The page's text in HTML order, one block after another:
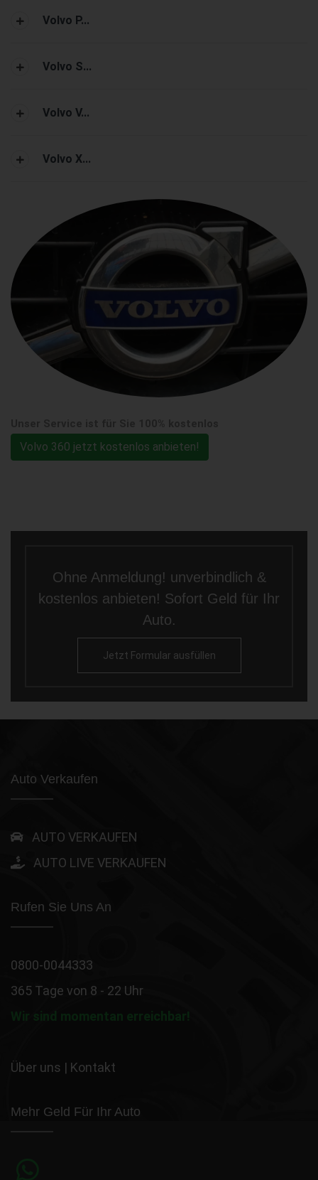
Volvo P...
Volvo S...
Volvo V...
Volvo X...
Volvo 360 jetzt kostenlos anbieten!
Ohne Anmeldung! unverbindlich &
kostenlos anbieten! Sofort Geld für Ihr
Auto.
Jetzt Formular ausfüllen
Auto Verkaufen
AUTO VERKAUFEN
AUTO LIVE VERKAUFEN
Rufen Sie Uns An
0800-0044333
365 Tage von 8 - 22 Uhr
Wir sind momentan erreichbar!
Über uns | Kontakt
Mehr Geld Für Ihr Auto